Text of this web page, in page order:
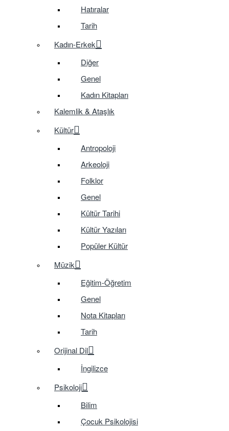
Hatıralar
Tarih
Kadın-Erkek
Diğer
Genel
Kadın Kitapları
Kalemlik & Ataşlık
Kültür
Antropoloji
Arkeoloji
Folklor
Genel
Kültür Tarihi
Kültür Yazıları
Popüler Kültür
Müzik
Eğitim-Öğretim
Genel
Nota Kitapları
Tarih
Orijinal Dil
İngilizce
Psikoloji
Bilim
Çocuk Psikolojisi